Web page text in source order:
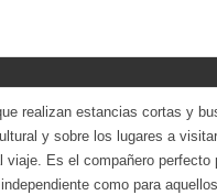
realizan estancias cortas y
y sobre los lugares a
Es el compañero perfecto
como para